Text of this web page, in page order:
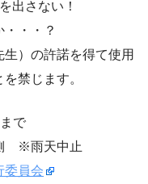
出さない！
・・？
）の許諾を得て使用
禁じます。
で
※雨天中止
委員会